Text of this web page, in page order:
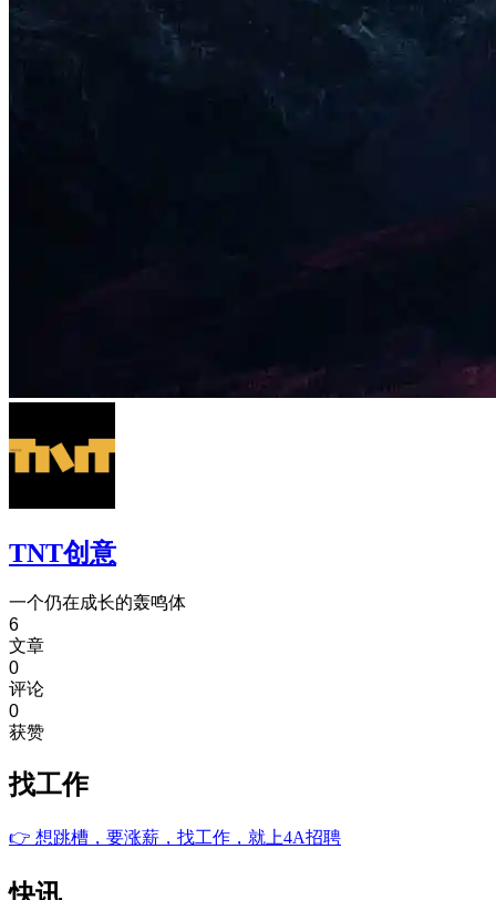
TNT创意
⼀个仍在成⻓的轰鸣体
6
文章
0
评论
0
获赞
找工作
👉 想跳槽，要涨薪，找工作，就上4A招聘